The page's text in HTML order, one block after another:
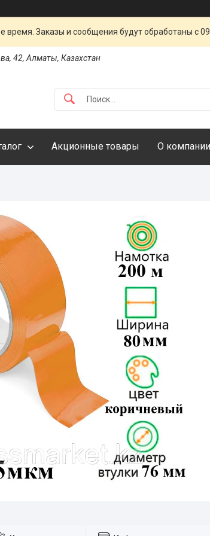
время. Заказы и сообщения будут обработаны с
42, Алматы, Казахстан
Акционные товары О компании